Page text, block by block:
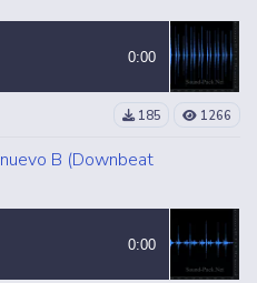
0:00
185 1266
B (Downbeat
0:00